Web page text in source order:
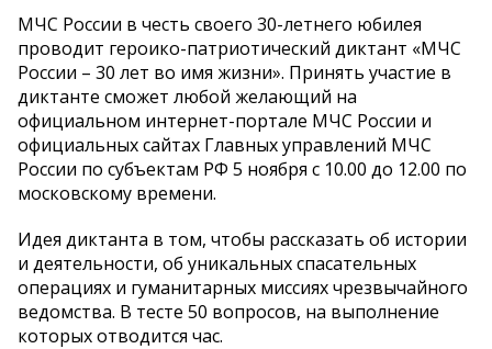
МЧС России в честь своего 30-летнего юбилея
проводит героико-патриотический диктант «МЧС
России – 30 лет во имя жизни». Принять участие в
диктанте сможет любой желающий на
официальном интернет-портале МЧС России и
официальных сайтах Главных управлений МЧС
России по субъектам РФ 5 ноября с 10.00 до 12.00 по
московскому времени.
Идея диктанта в том, чтобы рассказать об истории
и деятельности, об уникальных спасательных
операциях и гуманитарных миссиях чрезвычайного
ведомства. В тесте 50 вопросов, на выполнение
которых отводится час.